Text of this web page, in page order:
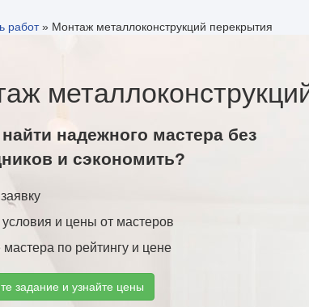
работ» Монтаж металлоконструкций перекрытия
найти надежного мастера без
и сэкономить?
и цены от мастеров
по рейтингу и цене
задание и узнайте цены